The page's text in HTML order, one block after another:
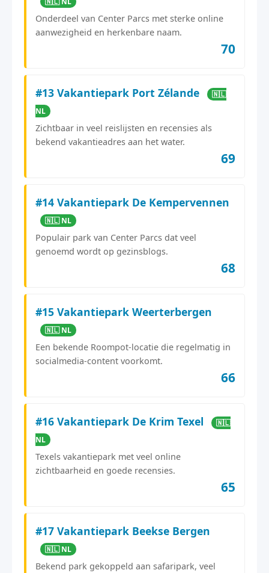
Onderdeel van Center Parcs met sterke online
aanwezigheid en herkenbare naam.
70
#13 Vakantiepark Port Zélande
🇳🇱
NL
Zichtbaar in veel reislijsten en recensies als
bekend vakantieadres aan het water.
69
#14 Vakantiepark De Kempervennen
🇳🇱 NL
Populair park van Center Parcs dat veel
genoemd wordt op gezinsblogs.
68
#15 Vakantiepark Weerterbergen
🇳🇱 NL
Een bekende Roompot-locatie die regelmatig in
socialmedia-content voorkomt.
66
#16 Vakantiepark De Krim Texel
🇳🇱
NL
Texels vakantiepark met veel online
zichtbaarheid en goede recensies.
65
#17 Vakantiepark Beekse Bergen
🇳🇱 NL
Bekend park gekoppeld aan safaripark, veel